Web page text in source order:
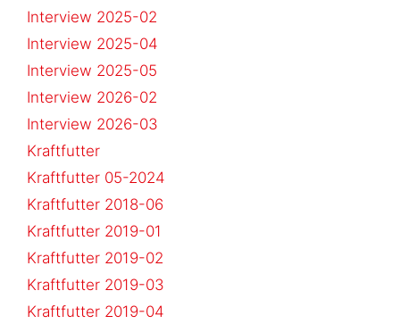
Interview 2025-02
Interview 2025-04
Interview 2025-05
Interview 2026-02
Interview 2026-03
Kraftfutter
Kraftfutter 05-2024
Kraftfutter 2018-06
Kraftfutter 2019-01
Kraftfutter 2019-02
Kraftfutter 2019-03
Kraftfutter 2019-04